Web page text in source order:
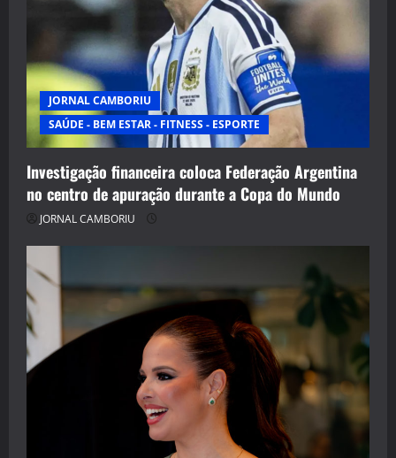
JORNAL CAMBORIU
SAÚDE - BEM ESTAR - FITNESS - ESPORTE
Investigação financeira coloca Federação Argentina
no centro de apuração durante a Copa do Mundo
JORNAL CAMBORIU